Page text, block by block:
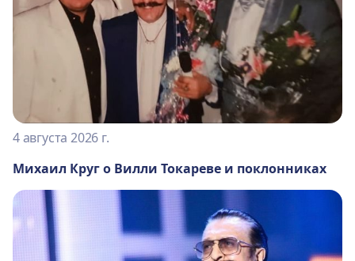
4 августа 2026 г.
Михаил Круг о Вилли Токареве и поклонниках